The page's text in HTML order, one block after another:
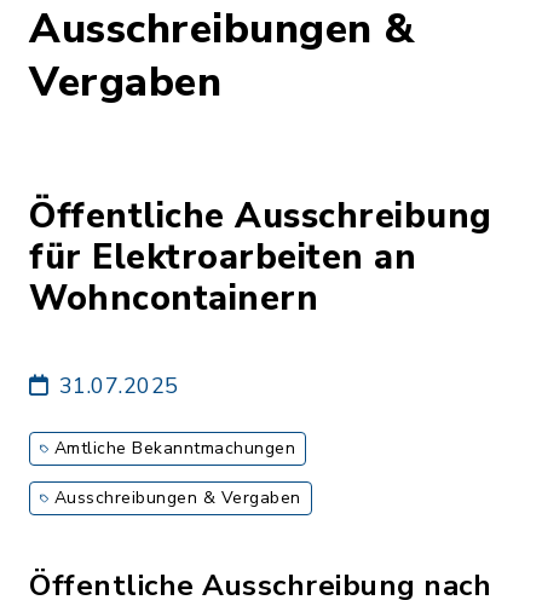
Ausschreibungen &
Vergaben
Öffentliche Ausschreibung
für Elektroarbeiten an
Wohncontainern
31.07.2025
Amtliche Bekanntmachungen
Ausschreibungen & Vergaben
Öffentliche Ausschreibung nach